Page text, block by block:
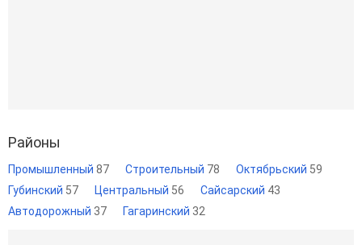
Районы
Промышленный 87 Строительный 78 Октябрьский 59
Губинский 57 Центральный 56 Сайсарский 43
Автодорожный 37 Гагаринский 32